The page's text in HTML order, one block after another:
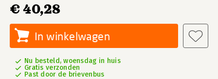
€ 40,28
In winkelwagen
Nu besteld, woensdag in huis
Gratis verzonden
Past door de brievenbus